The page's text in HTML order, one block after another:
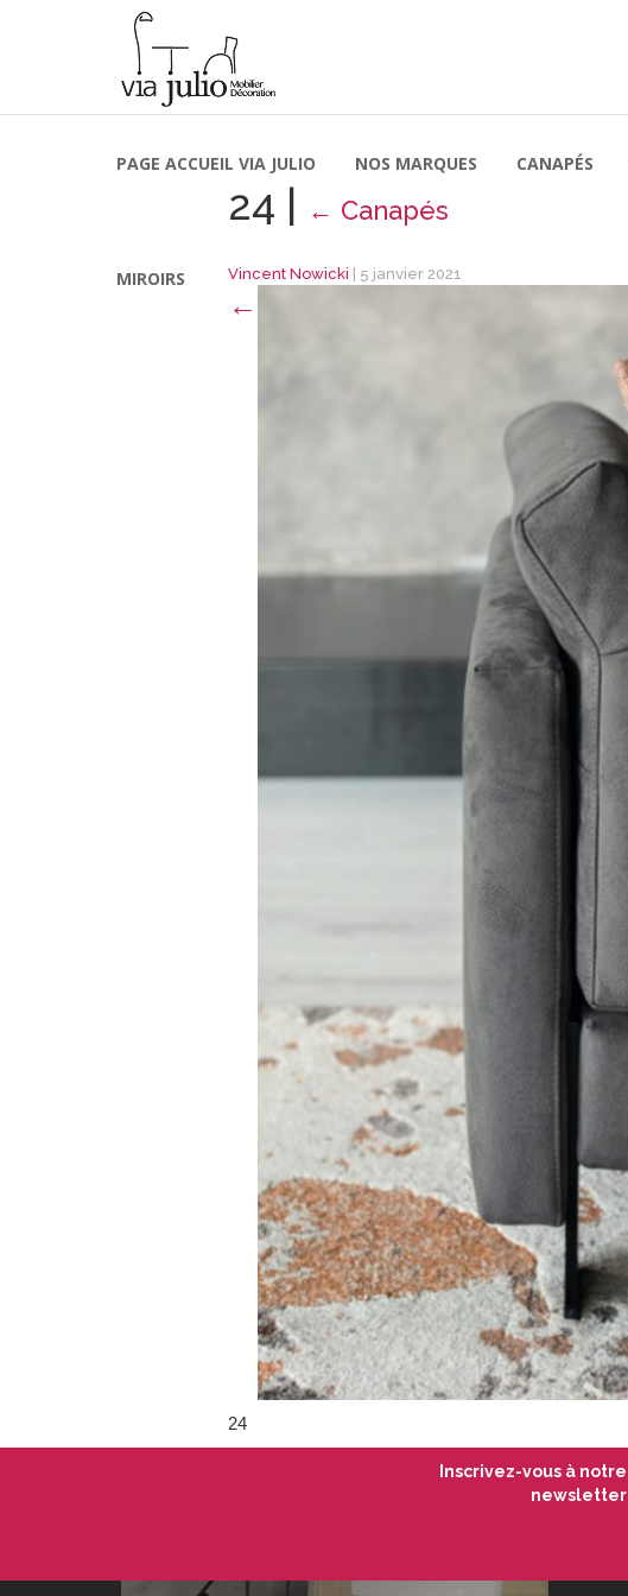
PAGE ACCUEIL VIA JULIO NOS MARQUES CANAPÉS
MIROIRS
24 | ← Canapés
Vincent Nowicki 5 janvier 2021
←
24
Inscrivez-vous à notre
newsletter